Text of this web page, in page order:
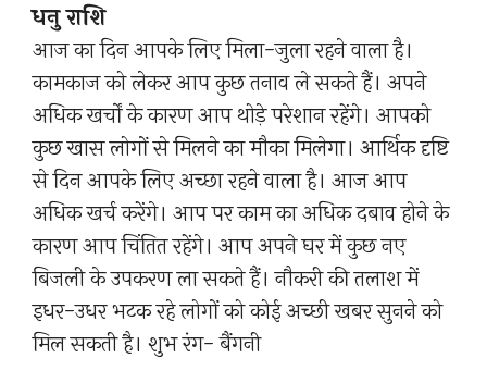
धनु राशि
आज का दिन आपके लिए मिला-जुला रहने वाला है।
कामकाज को लेकर आप कुछ तनाव ले सकते हैं। अपने
अधिक खर्चों के कारण आप थोड़े परेशान रहेंगे। आपको
कुछ खास लोगों से मिलने का मौका मिलेगा। आर्थिक दृष्टि
से दिन आपके लिए अच्छा रहने वाला है। आज आप
अधिक खर्च करेंगे। आप पर काम का अधिक दबाव होने के
कारण आप चिंतित रहेंगे। आप अपने घर में कुछ नए
बिजली के उपकरण ला सकते हैं। नौकरी की तलाश में
इधर-उधर भटक रहे लोगों को कोई अच्छी खबर सुनने को
मिल सकती है। शुभ रंग- बैंगनी